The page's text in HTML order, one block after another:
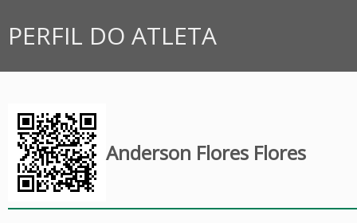
PERFIL DO ATLETA
Anderson Flores Flores